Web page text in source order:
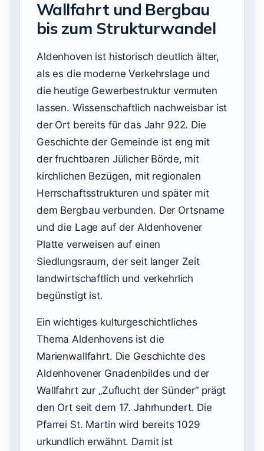
Wallfahrt und Bergbau
bis zum Strukturwandel
Aldenhoven ist historisch deutlich älter,
als es die moderne Verkehrslage und
die heutige Gewerbestruktur vermuten
lassen. Wissenschaftlich nachweisbar ist
der Ort bereits für das Jahr 922. Die
Geschichte der Gemeinde ist eng mit
der fruchtbaren Jülicher Börde, mit
kirchlichen Bezügen, mit regionalen
Herrschaftsstrukturen und später mit
dem Bergbau verbunden. Der Ortsname
und die Lage auf der Aldenhovener
Platte verweisen auf einen
Siedlungsraum, der seit langer Zeit
landwirtschaftlich und verkehrlich
begünstigt ist.
Ein wichtiges kulturgeschichtliches
Thema Aldenhovens ist die
Marienwallfahrt. Die Geschichte des
Aldenhovener Gnadenbildes und der
Wallfahrt zur „Zuflucht der Sünder“ prägt
den Ort seit dem 17. Jahrhundert. Die
Pfarrei St. Martin wird bereits 1029
urkundlich erwähnt. Damit ist